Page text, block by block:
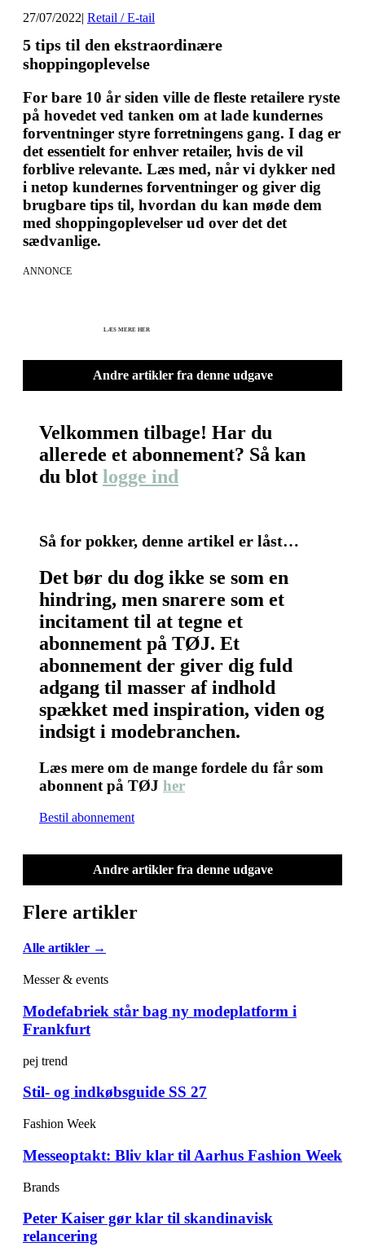
27/07/2022| Retail / E-tail
5 tips til den ekstraordinære
shoppingoplevelse
For bare 10 år siden ville de fleste retailere ryste
på hovedet ved tanken om at lade kundernes
forventninger styre forretningens gang. I dag er
det essentielt for enhver retailer, hvis de vil
forblive relevante. Læs med, når vi dykker ned
i netop kundernes forventninger og giver dig
brugbare tips til, hvordan du kan møde dem
med shoppingoplevelser ud over det det
sædvanlige.
ANNONCE
LÆS MERE HER
Andre artikler fra denne udgave
Velkommen tilbage! Har du
allerede et abonnement? Så kan
du blot logge ind
Så for pokker, denne artikel er låst…
Det bør du dog ikke se som en
hindring, men snarere som et
incitament til at tegne et
abonnement på TØJ. Et
abonnement der giver dig fuld
adgang til masser af indhold
spækket med inspiration, viden og
indsigt i modebranchen.
Læs mere om de mange fordele du får som
abonnent på TØJ her
Bestil abonnement
Andre artikler fra denne udgave
Flere artikler
Alle artikler →
Messer & events
Modefabriek står bag ny modeplatform i
Frankfurt
pej trend
Stil- og indkøbsguide SS 27
Fashion Week
Messeoptakt: Bliv klar til Aarhus Fashion Week
Brands
Peter Kaiser gør klar til skandinavisk
relancering